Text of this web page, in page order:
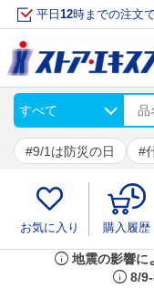
平日 12時までの注文
9/1は防災の日
お気に入り 購入履歴
info 地震の影響に
info 8/